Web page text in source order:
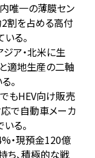
唯一の薄膜セン
割を占める高付
る。
ア・北米に生
適地生産の二軸
。
もHEV向け販売
で自動車メーカ
る。
・現預金120億
ち、積極的な戦